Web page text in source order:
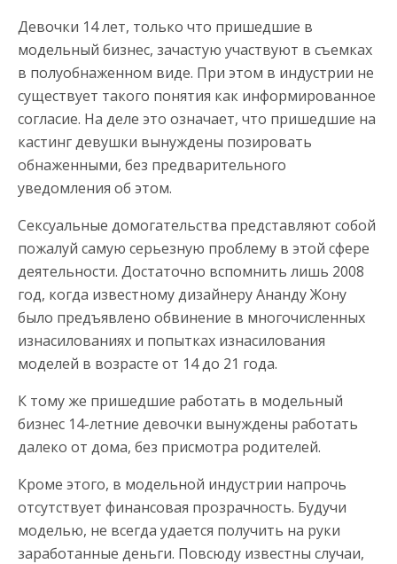
Девочки 14 лет, только что пришедшие в
модельный бизнес, зачастую участвуют в съемках
в полуобнаженном виде. При этом в индустрии не
существует такого понятия как информированное
согласие. На деле это означает, что пришедшие на
кастинг девушки вынуждены позировать
обнаженными, без предварительного
уведомления об этом.
Сексуальные домогательства представляют собой
пожалуй самую серьезную проблему в этой сфере
деятельности. Достаточно вспомнить лишь 2008
год, когда известному дизайнеру Ананду Жону
было предъявлено обвинение в многочисленных
изнасилованиях и попытках изнасилования
моделей в возрасте от 14 до 21 года.
К тому же пришедшие работать в модельный
бизнес 14-летние девочки вынуждены работать
далеко от дома, без присмотра родителей.
Кроме этого, в модельной индустрии напрочь
отсутствует финансовая прозрачность. Будучи
моделью, не всегда удается получить на руки
заработанные деньги. Повсюду известны случаи,